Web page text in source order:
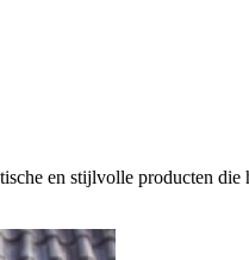
en stijlvolle producten die